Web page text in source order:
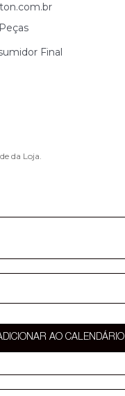
Final
da Loja.
AO CALENDÁRIO